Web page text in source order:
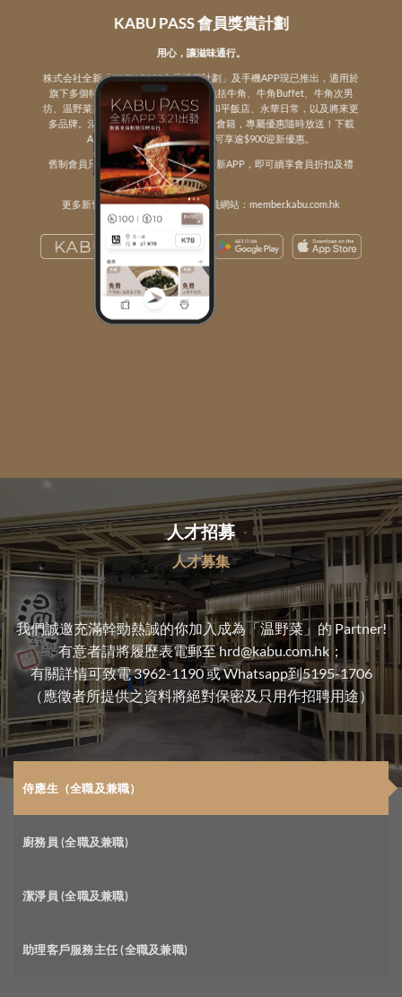
KABU PASS 會員獎賞計劃
用心，讓滋味通行
株式会社全新「KABU PASS會員奬賞計劃」及手機APP現已推出，適用於
旗下多個特許經營品牌及自家品牌，包括牛角、牛角Buffet、牛角次男
坊、温野菜、牛涮鍋、好呷台灣火鍋、和平飯店、永華日常，以及將來更
多品牌。消費賺分當錢使，更易升級金會籍，專屬優惠隨時放送！下載
APP免費登記成為基本會員，可享逾$900迎新優惠。
遇。
更多新舊會員制度詳情，請瀏覽會員網站：
人才招募
人才募集
我們誠邀充滿幹勁熱誠的你加入成為「温野菜」的 Partner!
有意者請將履歷表電郵至 hrd@kabu.com.hk；
有關詳情可致電 3962-1190 或 Whatsapp到5195-1706
（應徵者所提供之資料將絕對保密及只用作招聘用途）